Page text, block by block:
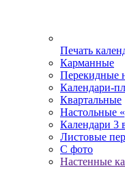
Печать
Карманные
Перекидные
Календари-
Квартальные
Настольные
Календари 3
Листовые
С фото
Настенные